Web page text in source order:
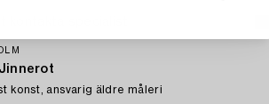
kontakta specialist
konst, ansvarig äldre måleri